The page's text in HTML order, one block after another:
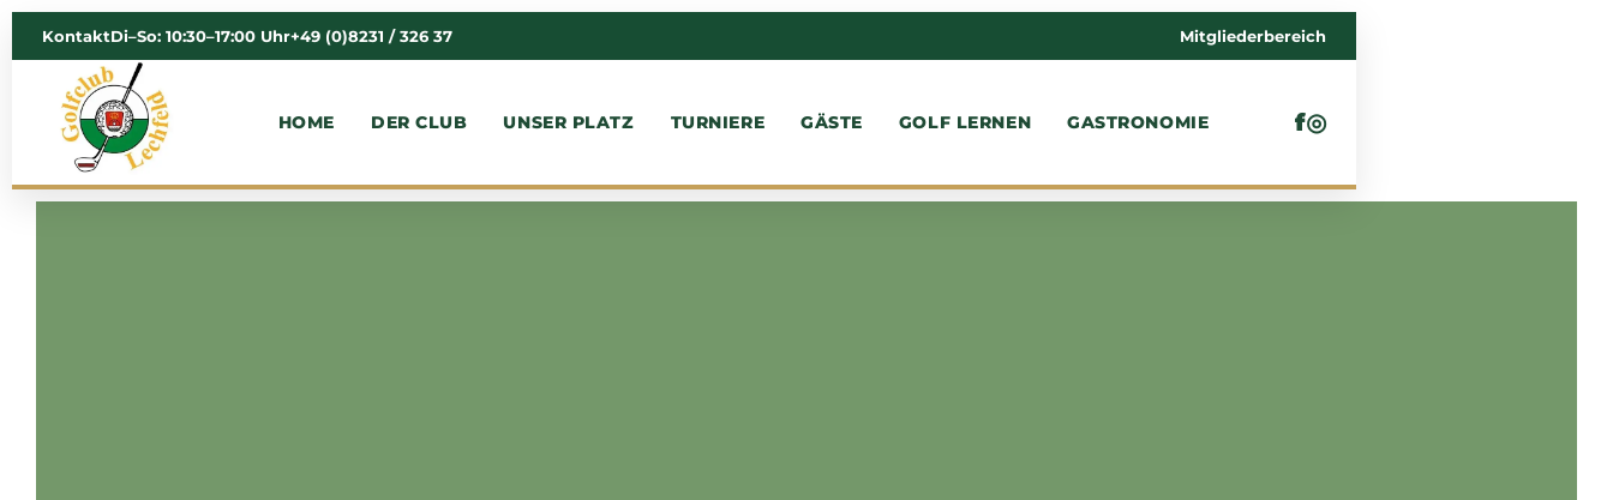
KontaktDi–So: 10:30–17:00 Uhr+49 (0)8231 / 326 37 Mitgliederbereich
HOME DER CLUB UNSER PLATZ TURNIERE GÄSTE GOLF LERNEN GASTRONOMIE f◎